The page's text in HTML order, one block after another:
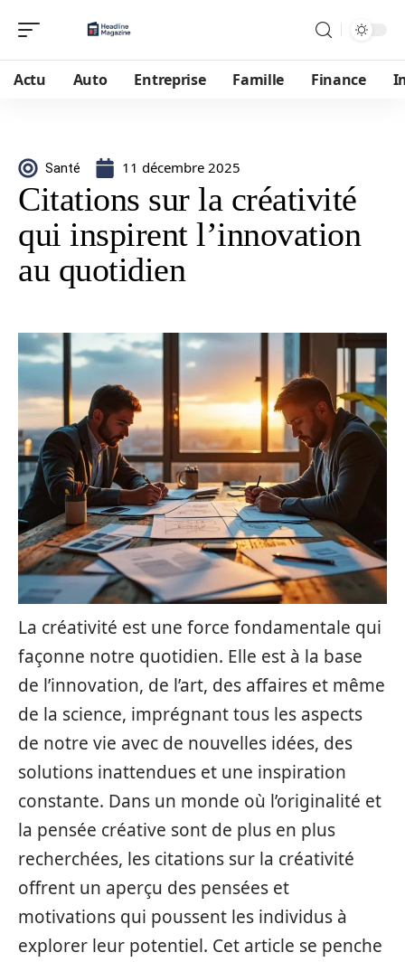
Actu Auto Entreprise Famille Finance
Santé 11 décembre 2025
Citations sur la créativité
qui inspirent l’innovation
au quotidien
La créativité est une force fondamentale qui
façonne notre quotidien. Elle est à la base
de l’innovation, de l’art, des affaires et même
de la science, imprégnant tous les aspects
de notre vie avec de nouvelles idées, des
solutions inattendues et une inspiration
constante. Dans un monde où l’originalité et
la pensée créative sont de plus en plus
recherchées, les citations sur la créativité
offrent un aperçu des pensées et
motivations qui poussent les individus à
explorer leur potentiel. Cet article se penche